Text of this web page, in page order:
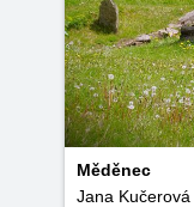
Měděnec
Jana Kučerová